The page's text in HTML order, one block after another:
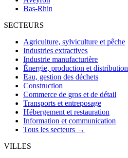
Bas-Rhin
SECTEURS
Agriculture, sylviculture et pêche
Industries extractives
Industrie manufacturière
Énergie, production et distribution
Eau, gestion des déchets
Construction
Commerce de gros et de détail
Transports et entreposage
Hébergement et restauration
Information et communication
Tous les secteurs →
VILLES